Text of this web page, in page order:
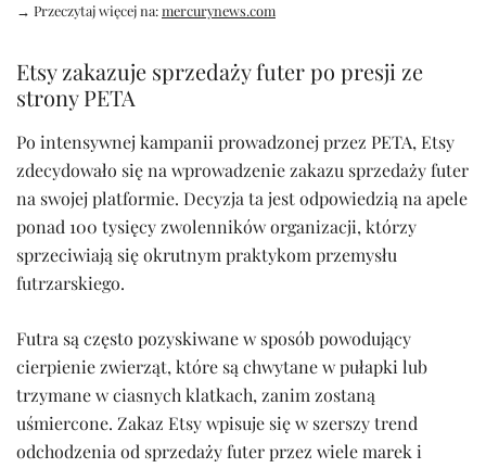
→ Przeczytaj więcej na:mercurynews.com
Etsy zakazuje sprzedaży futer po presji ze
strony PETA
Po intensywnej kampanii prowadzonej przez PETA, Etsy
zdecydowało się na wprowadzenie zakazu sprzedaży futer
na swojej platformie. Decyzja ta jest odpowiedzią na apele
ponad 100 tysięcy zwolenników organizacji, którzy
sprzeciwiają się okrutnym praktykom przemysłu
futrzarskiego.
Futra są często pozyskiwane w sposób powodujący
cierpienie zwierząt, które są chwytane w pułapki lub
trzymane w ciasnych klatkach, zanim zostaną
uśmiercone. Zakaz Etsy wpisuje się w szerszy trend
odchodzenia od sprzedaży futer przez wiele marek i